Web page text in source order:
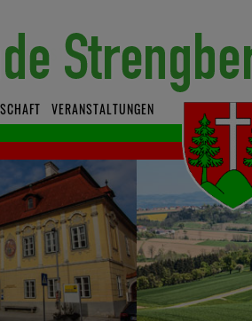
VERANSTALTUNGEN